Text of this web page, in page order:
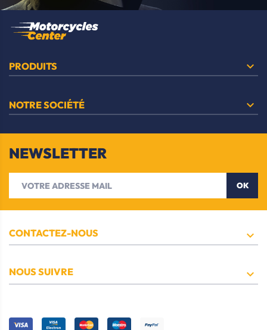
PRODUITS 
NOTRE SOCIÉTÉ 
NEWSLETTER
OK
CONTACTEZ-NOUS 
NOUS SUIVRE 